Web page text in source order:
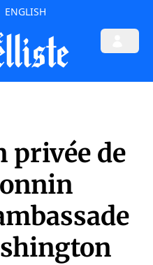
ENGLISH
privée de